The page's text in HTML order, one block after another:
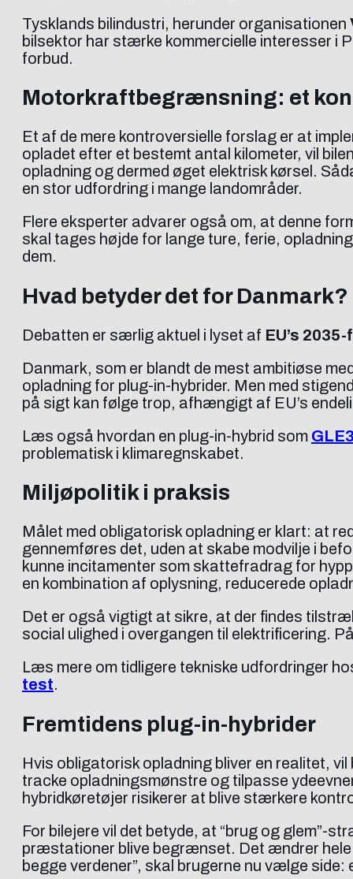
Tysklands bilindustri, herunder organisationen
bilsektor har stærke kommercielle interesser i
forbud.
Motorkraftbegrænsning: et
Et af de mere kontroversielle forslag er at
opladet efter et bestemt antal kilometer, vil
opladning og dermed øget elektrisk kørsel.
en stor udfordring i mange landområder.
Flere eksperter advarer også om, at denne
skal tages højde for lange ture, ferie,
dem.
Hvad betyder det for Danmark?
Debatten er særlig aktuel i lyset af EU’s
Danmark, som er blandt de mest ambitiøse
opladning for plug-in-hybrider. Men med
på sigt kan følge trop, afhængigt af EU’s
Læs også hvordan en plug-in-hybrid som
problematisk i klimaregnskabet.
Miljøpolitik i praksis
Målet med obligatorisk opladning er klart: at
gennemføres det, uden at skabe modvilje i
kunne incitamenter som skattefradrag for
en kombination af oplysning, reducerede
Det er også vigtigt at sikre, at der findes
social ulighed i overgangen til elektrificering.
Læs mere om tidligere tekniske udfordringer
test.
Fremtidens plug-in-hybrider
Hvis obligatorisk opladning bliver en realitet,
tracke opladningsmønstre og tilpasse
hybridkøretøjer risikerer at blive stærkere
For bilejere vil det betyde, at “brug og glem”-
præstationer blive begrænset. Det ændrer hele
begge verdener”, skal brugerne nu vælge side: